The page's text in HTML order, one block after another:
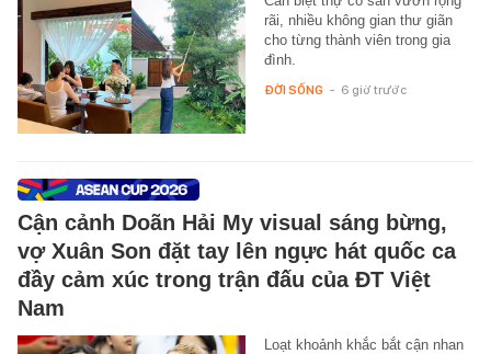
rãi, nhiều không gian thư giãn
cho từng thành viên trong gia
đình.
ĐỜI SỐNG - 6 giờ trước
Cận cảnh Doãn Hải My visual sáng bừng,
vợ Xuân Son đặt tay lên ngực hát quốc ca
đầy cảm xúc trong trận đấu của ĐT Việt
Nam
Loạt khoảnh khắc bắt cận nhan